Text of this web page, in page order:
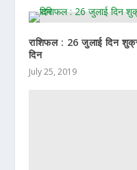
राशिफल : 26 जुलाई दिन
दिन
July 25, 2019